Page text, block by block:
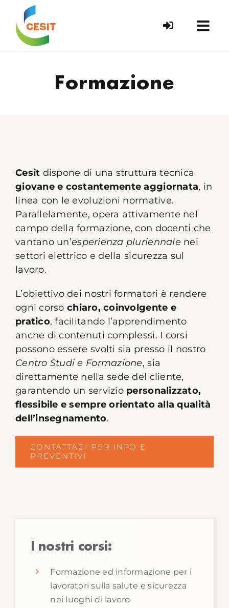
content
Formazione
Cesit dispone di una struttura tecnica
giovane e costantemente aggiornata, in
linea con le evoluzioni normative.
Parallelamente, opera attivamente nel
campo della formazione, con docenti che
vantano un’esperienza pluriennale nei
settori elettrico e della sicurezza sul
lavoro.
L’obiettivo dei nostri formatori è rendere
ogni corso chiaro, coinvolgente e
pratico, facilitando l’apprendimento
anche di contenuti complessi. I corsi
possono essere svolti sia presso il nostro
Centro Studi e Formazione, sia
direttamente nella sede del cliente,
garantendo un servizio personalizzato,
flessibile e sempre orientato alla qualità
dell’insegnamento.
CONTATTACI PER INFO E
PREVENTIVI
I nostri corsi:
Formazione ed informazione per i
lavoratori sulla salute e sicurezza
nei luoghi di lavoro